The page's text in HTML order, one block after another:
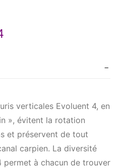
verticales Evoluent 4, en
», évitent la rotation
et préservent de tout
carpien. La diversité
permet à chacun de trouver